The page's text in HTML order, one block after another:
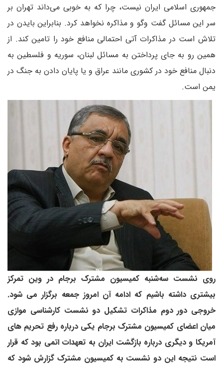
جمهوری اسلامی ایران نیست، چرا که به خوبی می‌داند تهران بر
سر این مسائل گفت وگو و مذاکره نخواهد کرد. بنابراین بایدن در
تلاش است در مذاکرات آتی احتمالی منافع خود را تامین کند. از
همین رو به جای پرداختن به مسائل لبنان، سوریه و فلسطین به
دنبال منافع خود در کشوری مانند عراق و یا پایان دادن به جنگ در
یمن است.
روی نشست سه‌شنبه کمیسیون مشترک برجام در وین تمرکز
بیشتری داشته باشیم که ادامه آن امروز جمعه برگزار می شود.
خروجی دور دوم مذاکرات تشکیل دو نشست کارشناسی موازی
میان اعضای کمیسیون مشترک برجام یکی درباره رفع تحریم های
آمریکا و دیگری درباره بازگشت ایران به تعهدات اتمی بود که قرار
است نتیجه این دو نشست به کمیسیون مشترک گزارش شود که